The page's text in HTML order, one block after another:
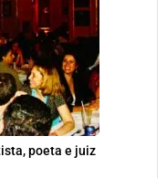
poeta e juiz